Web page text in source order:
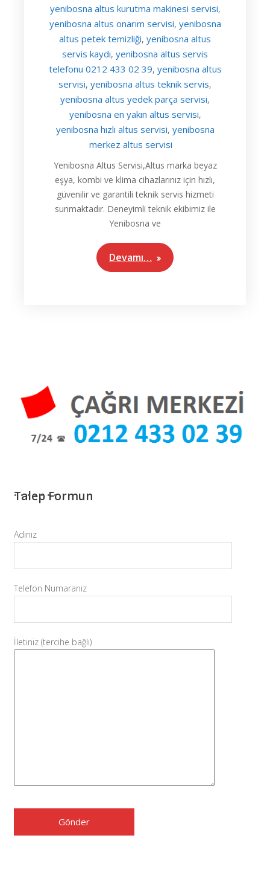
yenibosna altus kurutma makinesi servisi,
yenibosna altus onarım servisi, yenibosna
altus petek temizliği, yenibosna altus
servis kaydı, yenibosna altus servis
telefonu 0212 433 02 39, yenibosna altus
servisi, yenibosna altus teknik servis,
yenibosna altus yedek parça servisi,
yenibosna en yakın altus servisi,
yenibosna hızlı altus servisi, yenibosna
merkez altus servisi
Yenibosna Altus Servisi,Altus marka beyaz
eşya, kombi ve klima cihazlarınız için hızlı,
güvenilir ve garantili teknik servis hizmeti
sunmaktadır. Deneyimli teknik ekibimiz ile
Yenibosna ve
Devamı…
Talep Formun
Adınız
Telefon Numaranız
İletiniz (tercihe bağlı)